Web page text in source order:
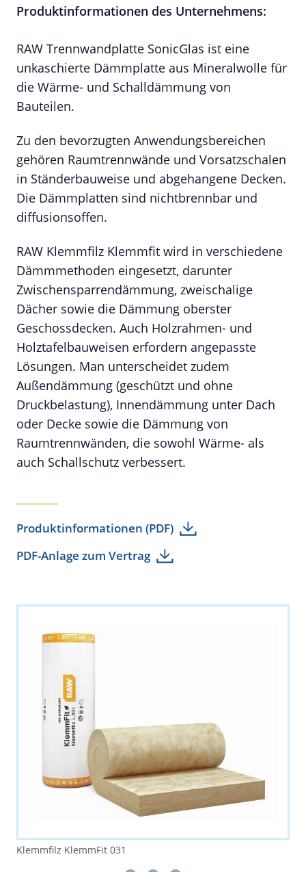
Produktinformationen des Unternehmens:
RAW Trennwandplatte SonicGlas ist eine
unkaschierte Dämmplatte aus Mineralwolle für
die Wärme- und Schalldämmung von
Bauteilen.
Zu den bevorzugten Anwendungsbereichen
gehören Raumtrennwände und Vorsatzschalen
in Ständerbauweise und abgehangene Decken.
Die Dämmplatten sind nichtbrennbar und
diffusionsoffen.
RAW Klemmfilz Klemmfit wird in verschiedene
Dämmmethoden eingesetzt, darunter
Zwischensparrendämmung, zweischalige
Dächer sowie die Dämmung oberster
Geschossdecken. Auch Holzrahmen- und
Holztafelbauweisen erfordern angepasste
Lösungen. Man unterscheidet zudem
Außendämmung (geschützt und ohne
Druckbelastung), Innendämmung unter Dach
oder Decke sowie die Dämmung von
Raumtrennwänden, die sowohl Wärme- als
auch Schallschutz verbessert.
Produktinformationen (PDF)
PDF-Anlage zum Vertrag
Klemmfilz KlemmFit 031